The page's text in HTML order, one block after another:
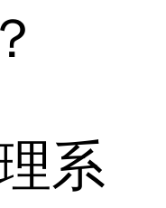
系